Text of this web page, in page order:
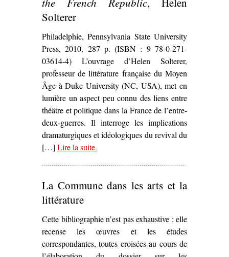
Solterer
Philadelphie, Pennsylvania State University
Press, 2010, 287 p. (ISBN : 9 78-0-271-
03614-4) L’ouvrage d’Helen Solterer,
professeur de littérature française du Moyen
Âge à Duke University (NC, USA), met en
lumière un aspect peu connu des liens entre
théâtre et politique dans la France de l’entre-
deux-guerres. Il interroge les implications
dramaturgiques et idéologiques du revival du
[…] Lire la suite– ‘
.
La Commune dans les arts et la
littérature
Cette bibliographie n’est pas exhaustive : elle
recense les œuvres et les études
correspondantes, toutes croisées au cours de